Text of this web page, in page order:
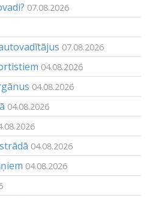
07.08.2026
07.08.2026
04.08.2026
04.08.2026
04.08.2026
04.08.2026
04.08.2026